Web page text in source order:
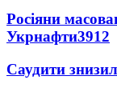
Росіяни
Укрнафти3912
Саудити